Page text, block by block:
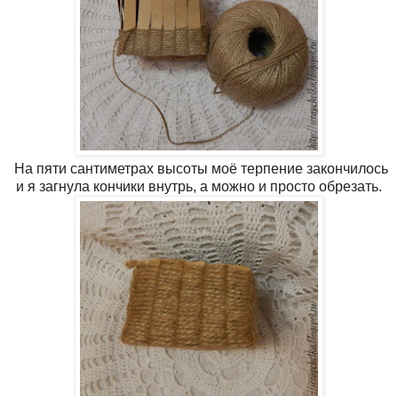
На пяти сантиметрах высоты моё терпение закончилось
и я загнула кончики внутрь, а можно и просто обрезать.